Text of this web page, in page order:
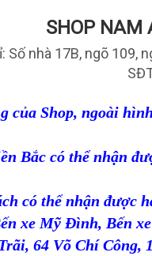
SHOP NAM
Số nhà 17B, ngõ 109,
của Shop, ngoài
Bắc có thể nhận
có thể nhận được
xe Mỹ Đình, Bến
64 Võ Chí Công,